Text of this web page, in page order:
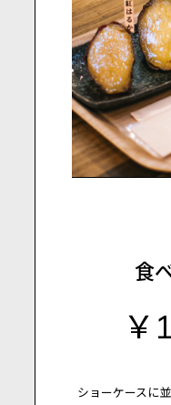
食
￥
ショーケースに